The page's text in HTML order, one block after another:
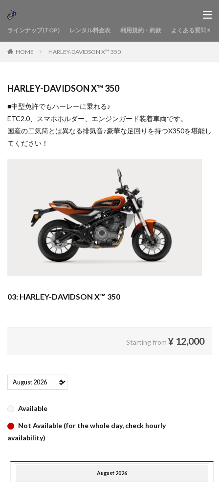
ラインナップ(TOP) レンタル料金表 利用規約・約款 よくある質問
HOME HARLEY-DAVIDSON X™ 350
HARLEY-DAVIDSON X™ 350
■中型免許でもハーレーに乗れる♪
ETC2.0、スマホホルダー、エンジンガード装着車両です。
国産の二気筒とは異なる排気音♪豪華な足回りを持つX350を堪能し
てください！
03: HARLEY-DAVIDSON X™ 350
Starting from ¥ 12,000
Available
Not Available (for the whole day, check hourly
availability)
August 2026